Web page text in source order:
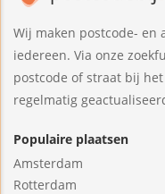
Wij maken postcode-
iedereen. Via onze
postcode of straat bij
regelmatig
Populaire plaatsen
Amsterdam
Rotterdam